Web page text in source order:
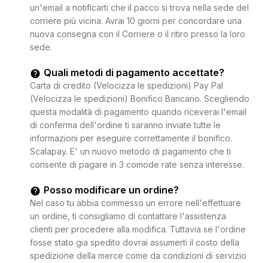
un'email a notificarti che il pacco si trova nella sede del
corriere più vicina. Avrai 10 giorni per concordare una
nuova consegna con il Corriere o il ritiro presso la loro
sede.
Quali metodi di pagamento accettate?
Carta di credito (Velocizza le spedizioni) Pay Pal
(Velocizza le spedizioni) Bonifico Bancario. Scegliendo
questa modalità di pagamento quando riceverai l'email
di conferma dell'ordine ti saranno inviate tutte le
informazioni per eseguire correttamente il bonifico.
Scalapay. E' un nuovo metodo di pagamento che ti
consente di pagare in 3 comode rate senza interesse.
Posso modificare un ordine?
Nel caso tu abbia commesso un errore nell'effettuare
un ordine, ti consigliamo di contattare l'assistenza
clienti per procedere alla modifica. Tuttavia se l'ordine
fosse stato gia spedito dovrai assumerti il costo della
spedizione della merce come da condizioni di servizio